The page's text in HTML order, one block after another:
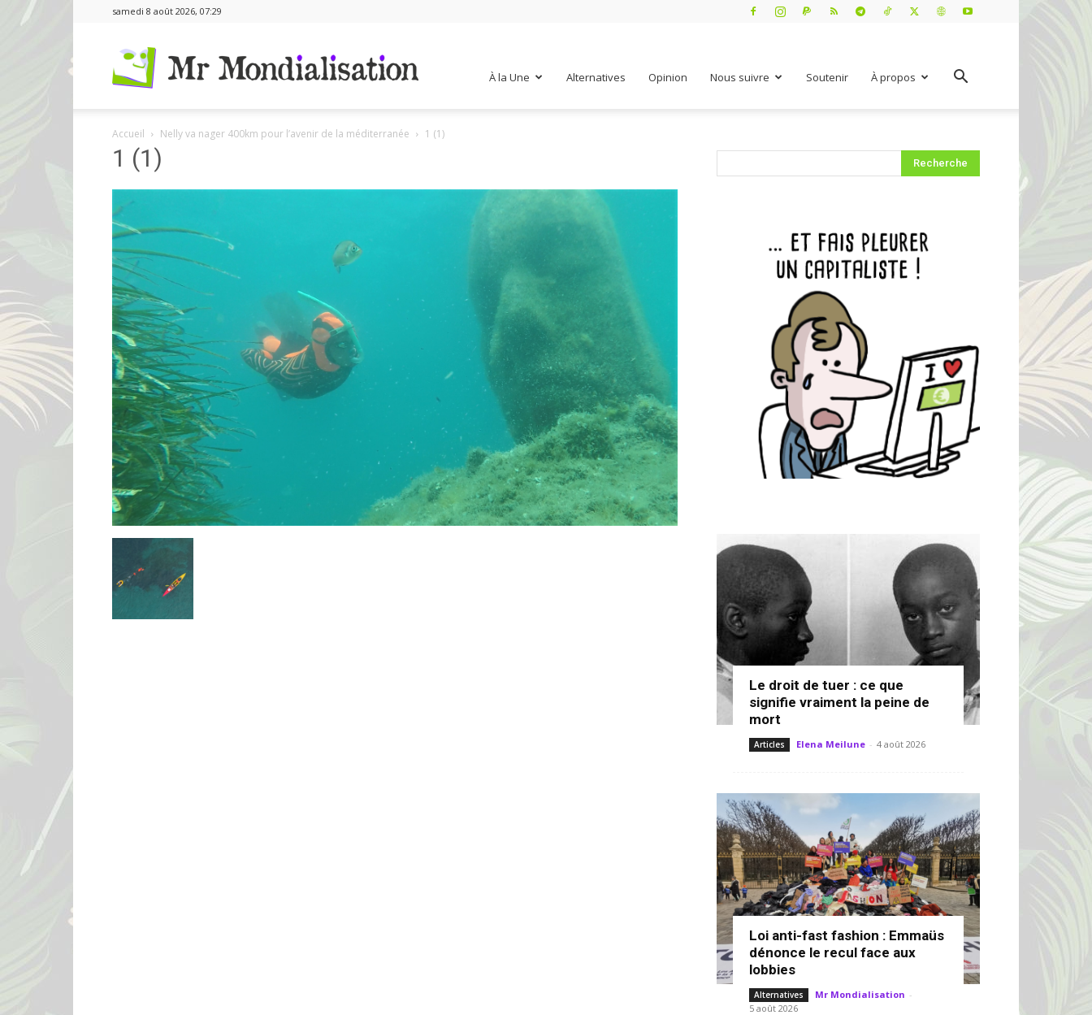
samedi 8 août 2026, 07:29
À la Une Alternatives Opinion Nous suivre Soutenir À propos
Accueil Nelly va nager 400km pour l’avenir de la méditerranée 1 (1)
1 (1)
Le droit de tuer : ce que
signifie vraiment la peine de
mort
Articles Elena Meilune - 4 août 2026
Loi anti-fast fashion : Emmaüs
dénonce le recul face aux
lobbies
Alternatives Mr Mondialisation -
5 août 2026